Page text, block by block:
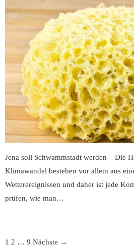
Jena soll Schwammstadt werden – Die
Klimawandel bestehen vor allem aus
Wetterereignissen und daher ist jede
prüfen, wie man…
1 2 … 9 Nächste →